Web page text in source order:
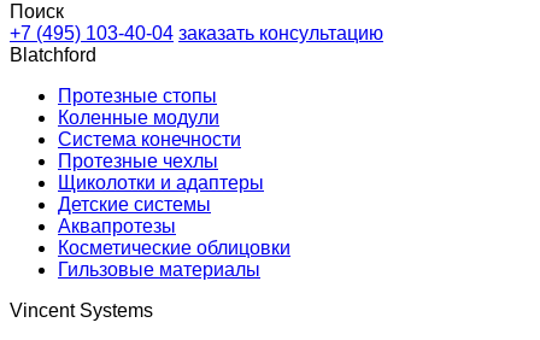
Поиск
+7 (495) 103-40-04 заказать консультацию
Blatchford
Протезные стопы
Коленные модули
Система конечности
Протезные чехлы
Щиколотки и адаптеры
Детские системы
Аквапротезы
Косметические облицовки
Гильзовые материалы
Vincent Systems